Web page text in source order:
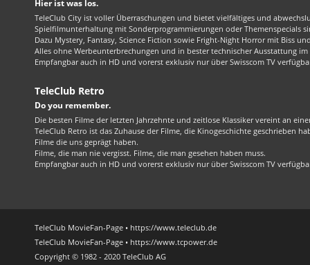
Hier ist was los.
TeleClub City ist voller Überraschungen und bietet vielfältiges und
Spielfilmunterhaltung mit Sonderprogrammierungen oder Themenspecials
Dazu Mystery, Fantasy, Science Fiction sowie Fright-Night Horror mit Biss
Alles ohne Werbeunterbrechungen und in bester technischer Ausstattung
Empfangbar auch in HD und vorerst exklusiv nur über Swisscom TV
TeleClub Retro
Do you remember.
Die besten Filme der letzten Jahrzehnte und zeitlose Klassiker vereint an
TeleClub Retro ist das Zuhause der Filme, die Kinogeschichte geschrieben
Filme die uns geprägt haben.
Filme, die man nie vergisst. Filme, die man gesehen haben muss.
Empfangbar auch in HD und vorerst exklusiv nur über Swisscom TV
TeleClub MovieFan-Page • https://www.teleclub.de
TeleClub MovieFan-Page • https://www.tcpower.de
Copyright © 1982 - 2020 TeleClub AG